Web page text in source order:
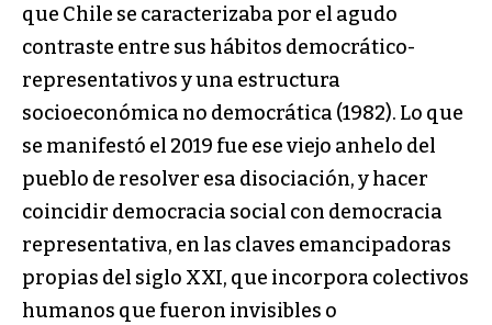
que Chile se caracterizaba por el agudo
contraste entre sus hábitos democrático-
representativos y una estructura
socioeconómica no democrática (1982). Lo que
se manifestó el 2019 fue ese viejo anhelo del
pueblo de resolver esa disociación, y hacer
coincidir democracia social con democracia
representativa, en las claves emancipadoras
propias del siglo XXI, que incorpora colectivos
humanos que fueron invisibles o